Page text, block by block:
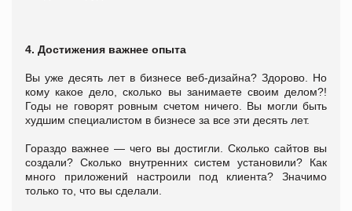
4. Достижения важнее опыта
Вы уже десять лет в бизнесе веб-дизайна? Здорово. Но
кому какое дело, сколько вы занимаете своим делом?!
Годы не говорят ровным счетом ничего. Вы могли быть
худшим специалистом в бизнесе за все эти десять лет.
Гораздо важнее ― чего вы достигли. Сколько сайтов вы
создали? Сколько внутренних систем установили? Как
много приложений настроили под клиента? Значимо
только то, что вы сделали.